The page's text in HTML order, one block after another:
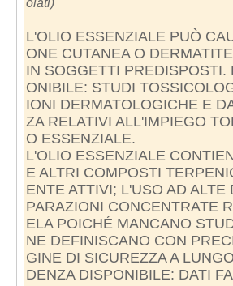
L'OLIO ESSENZIALE PUÒ
ONE CUTANEA O
IN SOGGETTI PREDISPOSTI.
ONIBILE: STUDI
IONI DERMATOLOGICHE E
ZA RELATIVI ALL'IMPIEGO
O ESSENZIALE.
L'OLIO ESSENZIALE
E ALTRI COMPOSTI
ENTE ATTIVI; L'USO AD ALTE
PARAZIONI CONCENTRATE
ELA POICHÉ MANCANO
NE DEFINISCANO CON
GINE DI SICUREZZA A
DENZA DISPONIBILE: DATI